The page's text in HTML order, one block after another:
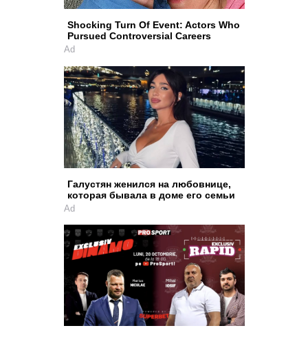
Shocking Turn Of Event: Actors Who
Pursued Controversial Careers
Ad
Галустян женился на любовнице,
которая бывала в доме его семьи
Ad